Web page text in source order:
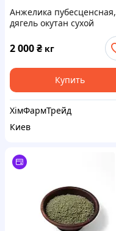
Анжелика пубесценсная,
дягель окутан сухой
2 000₴ кг
Купить
ХімФармТрейд
Киев